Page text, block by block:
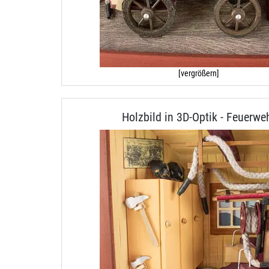
[vergrößern]
Holzbild in 3D-Optik -